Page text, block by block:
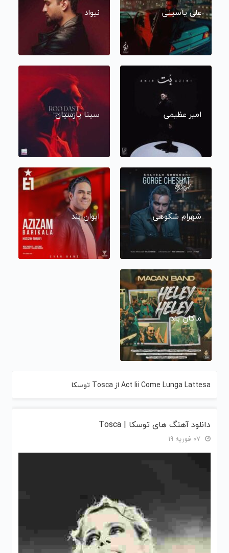
علی یاسینی نیواد
امیر عظیمی سینا پارسیان
شهرام شکوهی ایوان بند
ماکان بند
Act Iii Come Lunga Lattesa از Tosca توسکا
دانلود آهنگ های توسکا | Tosca